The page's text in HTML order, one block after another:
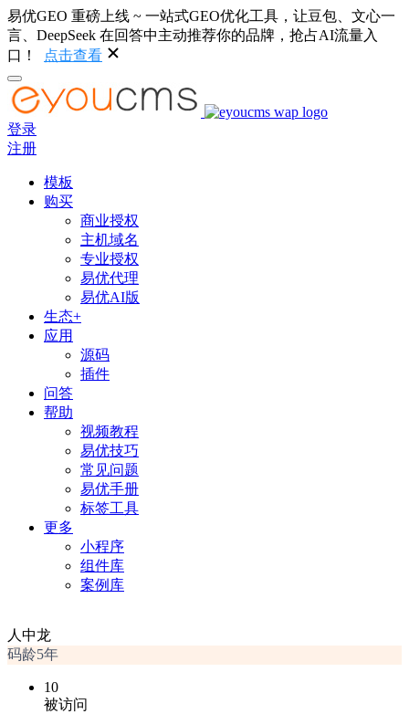
易优GEO 重磅上线 ~ 一站式GEO优化工具，让豆包、文心一
言、DeepSeek 在回答中主动推荐你的品牌，抢占AI流量入
口！
点击查看
登录
注册
模板
购买
商业授权
主机域名
专业授权
易优代理
易优AI版
生态+
应用
源码
插件
问答
帮助
视频教程
易优技巧
常见问题
易优手册
标签工具
更多
小程序
组件库
案例库
人中龙
码龄5年
10
被访问